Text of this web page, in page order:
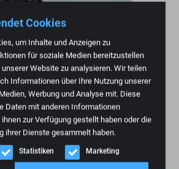
Cookies
um Inhalte und Anzeigen zu
für soziale Medien bereitzustellen
Website zu analysieren. Wir teilen
Informationen über Ihre Nutzung unserer
Werbung und Analyse mit. Diese
Daten mit anderen Informationen
zur Verfügung gestellt haben oder die
ihrer Dienste gesammelt haben.
Statistiken Marketing
FIA 7223825